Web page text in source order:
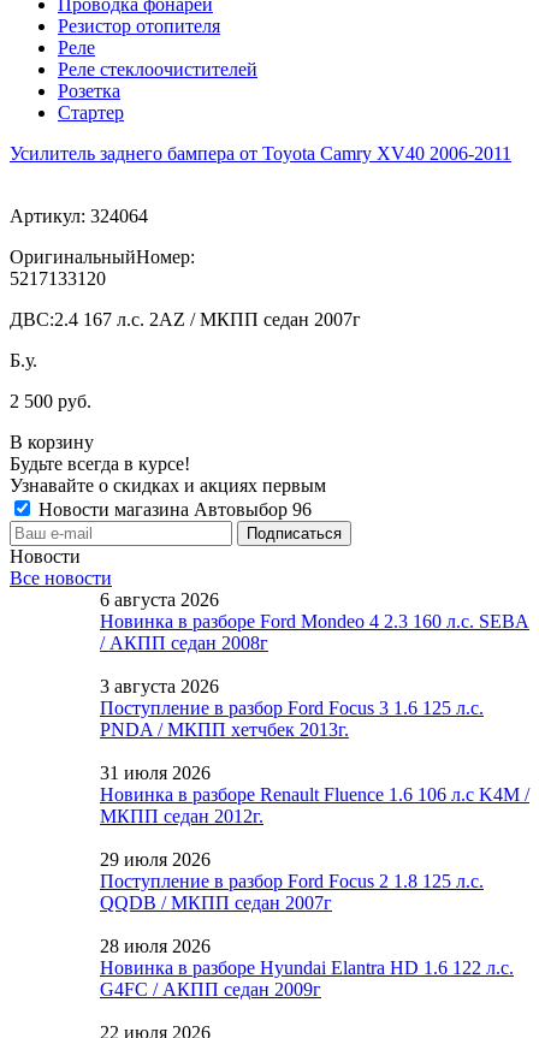
Резистор отопителя
Реле
Реле стеклоочистителей
Розетка
Стартер
Усилитель заднего бампера от Toyota Camry XV40 2006-2011
Артикул: 324064
ОригинальныйНомер:
5217133120
ДВС:2.4 167 л.с. 2AZ / МКПП седан 2007г
Б.у.
2 500 руб.
В корзину
Будьте всегда в курсе!
Узнавайте о скидках и акциях первым
Новости магазина Автовыбор 96
Новости
Все новости
6 августа 2026
Новинка в разборе Ford Mondeo 4 2.3 160 л.с. SEBA
/ АКПП седан 2008г
3 августа 2026
Поступление в разбор Ford Focus 3 1.6 125 л.с.
PNDA / МКПП хетчбек 2013г.
31 июля 2026
Новинка в разборе Renault Fluence 1.6 106 л.с K4M /
МКПП седан 2012г.
29 июля 2026
Поступление в разбор Ford Focus 2 1.8 125 л.с.
QQDB / МКПП седан 2007г
28 июля 2026
Новинка в разборе Hyundai Elantra HD 1.6 122 л.с.
G4FC / АКПП седан 2009г
22 июля 2026